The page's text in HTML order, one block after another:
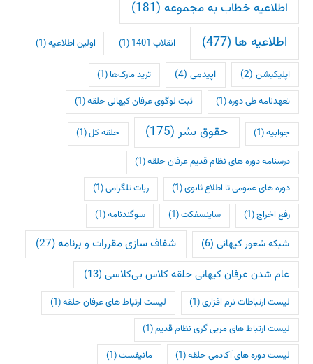
اطلاعیه خطاب به مجموعه (181)
اطلاعیه ها (477) انقلاب 1401 (1) اولین اطلاعیه(1)
اپلیکیشن (2) اپیدمی(4) ترید مارک‌ها (1)
تعهدنامه طی دوره(1) ثبت لوگوی عرفان کیهانی حلقه(1)
جوابیه(1) حقوق بشر (175) حلقه کل(1)
درسنامه دوره های نظام قدیم عرفان حلقه(1)
دوره های عمومی تا اطلاع ثانوی(1) ربات تلگرامی(1)
رفع اخراج(1) ساینسفکت(1) سوگندنامه(1)
شبکه شعور کیهانی(6) شفاف سازی مقررات و برنامه(27)
عام شدن عرفان کیهانی حلقه کلاس بی‌کلاسی (13)
لیست ارتباطات نرم افزاری(1) لیست ارتباط های عرفان حلقه(1)
لیست ارتباط های مربی گری نظام قدیم(1)
لیست دوره های آکادمی حلقه(1) مانیفست(1)